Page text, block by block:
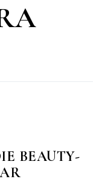
BEAUTY-